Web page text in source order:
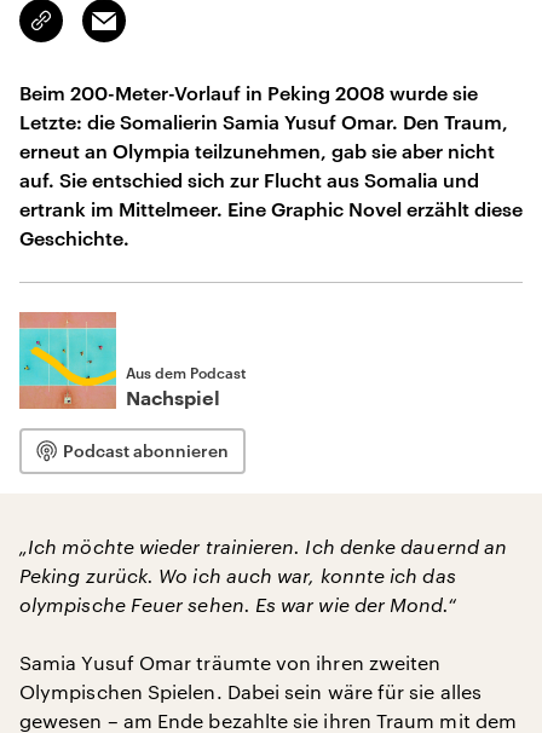
Link
kopieren/teilen
Email
Beim 200-Meter-Vorlauf in Peking 2008 wurde sie
Letzte: die Somalierin Samia Yusuf Omar. Den Traum,
erneut an Olympia teilzunehmen, gab sie aber nicht
auf. Sie entschied sich zur Flucht aus Somalia und
ertrank im Mittelmeer. Eine Graphic Novel erzählt diese
Geschichte.
Aus dem Podcast
Nachspiel
Podcast abonnieren
„Ich möchte wieder trainieren. Ich denke dauernd an
Peking zurück. Wo ich auch war, konnte ich das
olympische Feuer sehen. Es war wie der Mond.“
Samia Yusuf Omar träumte von ihren zweiten
Olympischen Spielen. Dabei sein wäre für sie alles
gewesen – am Ende bezahlte sie ihren Traum mit dem